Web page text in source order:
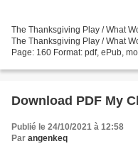
The Thanksgiving Play / What
The Thanksgiving Play / What
Page: 160 Format: pdf, ePub,
Download PDF My
Publié le 24/10/2021 à 12:58
Par angenkeq